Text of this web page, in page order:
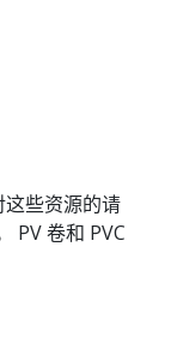
这些资源的请
PV 卷和 PVC